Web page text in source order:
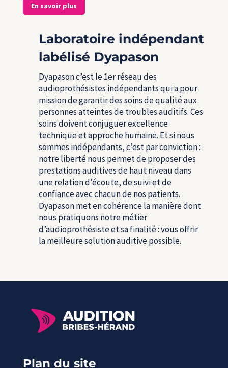
En savoir plus
Laboratoire indépendant
labélisé Dyapason
Dyapason c’est le 1erréseau des
audioprothésistes indépendants qui a pour
mission de garantir des soins de qualité aux
personnes atteintes de troubles auditifs. Ces
soins doivent conjuguer excellence
technique et approche humaine. Et si nous
sommes indépendants, c’est par conviction :
notre liberté nous permet de proposer des
prestations auditives de haut niveau dans
une relation d’écoute, de suivi et de
confiance avec chacun de nos patients.
Dyapason met en cohérence la manière dont
nous pratiquons notre métier
d’audioprothésiste et sa finalité : vous offrir
la meilleure solution auditive possible.
Plan du site